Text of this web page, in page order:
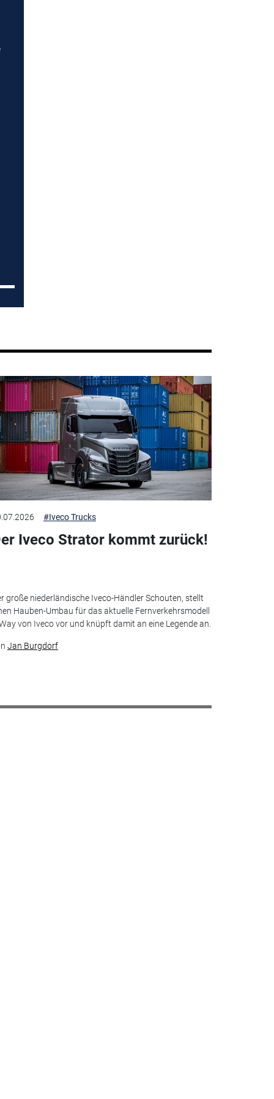
#Iveco Trucks
Iveco Strator kommt zurück!
große niederländische Iveco-Händler Schouten, stellt
Hauben-Umbau für das aktuelle Fernverkehrsmodell
von Iveco vor und knüpft damit an eine Legende an.
Jan Burgdorf